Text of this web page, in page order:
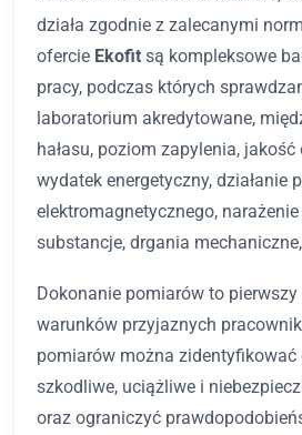
działa zgodnie z zalecanymi
ofercie Ekofit są kompleksowe
pracy, podczas których
laboratorium akredytowane,
hałasu, poziom zapylenia,
wydatek energetyczny, działanie
elektromagnetycznego,
substancje, drgania
Dokonanie pomiarów to
warunków przyjaznych
pomiarów można zidentyfikować
szkodliwe, uciążliwe i
oraz ograniczyć